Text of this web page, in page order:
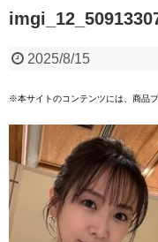
2025/8/15
※本サイトのコンテンツには、商品